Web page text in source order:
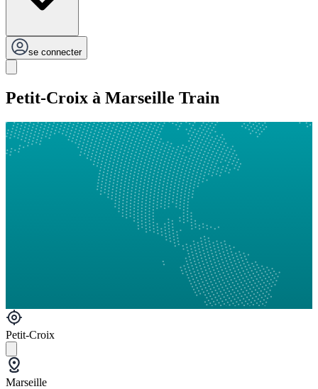
se connecter
Petit-Croix à Marseille Train
Petit-Croix
Marseille